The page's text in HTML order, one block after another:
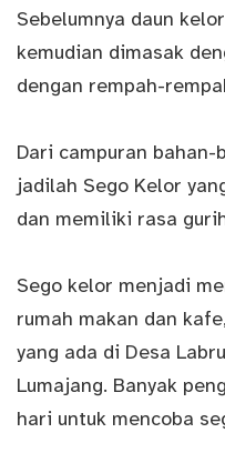
Sebelumnya daun
kemudian dimasak
dengan rempah-
Dari campuran
jadilah Sego Kelor
dan memiliki rasa
Sego kelor menjadi
rumah makan dan
yang ada di Desa
Lumajang. Banyak
hari untuk mencoba